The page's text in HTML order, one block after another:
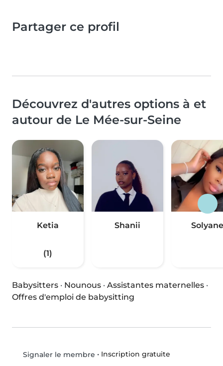
Partager ce profil
Découvrez d'autres options à et
autour de Le Mée-sur-Seine
Ketia
(1)
Shanii Solyane
Babysitters · Nounous · Assistantes maternelles ·
Offres d'emploi de babysitting
Signaler le membre • Inscription gratuite